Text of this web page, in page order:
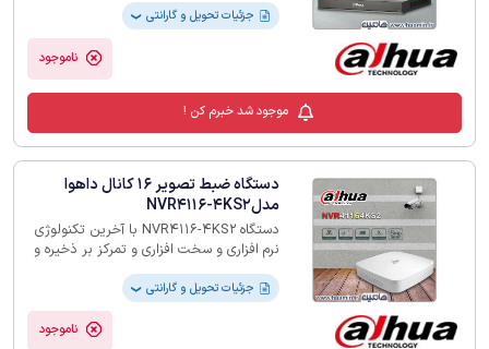
جزئیات تحویل و گارانتی ❯
ناموجود
موجود شد خبرم کن !
دستگاه ضبط تصویر 16 کانال داهوا
مدلNVR4116-4KS2
دستگاه NVR4116-4KS2 با آخرین تکنولوژی
نرم افزاری و سخت افزاری و تمرکز بر ذخیره و
پشتیبانی از 16 دوربین تحت شبکه طراحی
شده است
جزئیات تحویل و گارانتی ❯
ناموجود